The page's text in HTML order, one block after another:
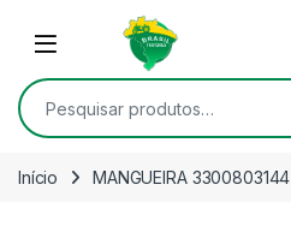
Skip to navigation
Open
Pesquisar por:
Início MANGUEIRA 3300803144